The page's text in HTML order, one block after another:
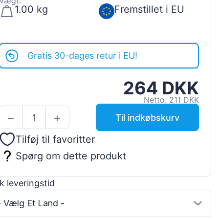
1.00 kg Fremstillet i EU
Gratis 30-dages retur i EU!
264 DKK
Netto: 211 DKK
Til indkøbskurv
Tilføj til favoritter
Spørg om dette produkt
leveringstid
Vælg Et Land -